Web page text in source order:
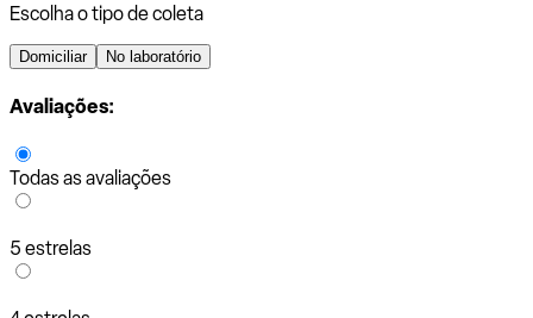
Escolha o tipo de coleta
Domiciliar No laboratório
Avaliações:
Todas as avaliações
5 estrelas